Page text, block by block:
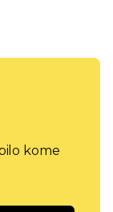
kome